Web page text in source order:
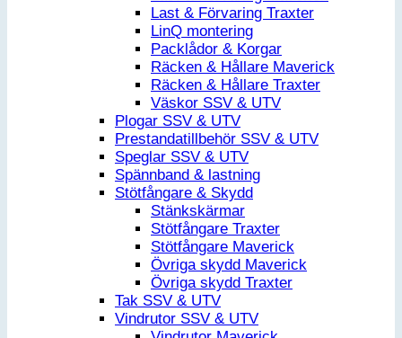
Last & Förvaring Traxter
LinQ montering
Packlådor & Korgar
Räcken & Hållare Maverick
Räcken & Hållare Traxter
Väskor SSV & UTV
Plogar SSV & UTV
Prestandatillbehör SSV & UTV
Speglar SSV & UTV
Spännband & lastning
Stötfångare & Skydd
Stänkskärmar
Stötfångare Traxter
Stötfångare Maverick
Övriga skydd Maverick
Övriga skydd Traxter
Tak SSV & UTV
Vindrutor SSV & UTV